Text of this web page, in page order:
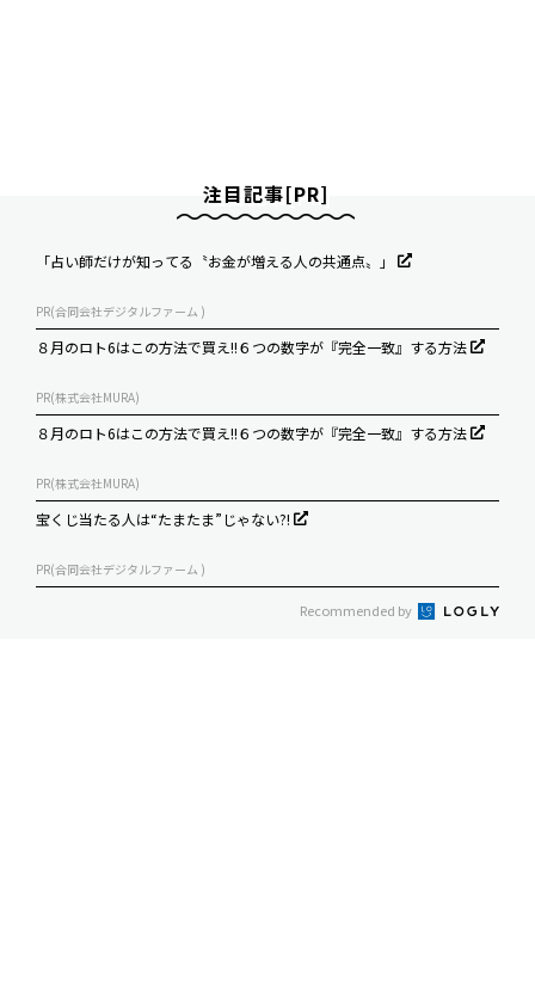
注目記事[PR]
「占い師だけが知ってる〝お金が増える人の共通点〟」
PR(合同会社デジタルファーム )
８月のロト6はこの方法で買え!!６つの数字が『完全一致』する方法
PR(株式会社MURA)
８月のロト6はこの方法で買え!!６つの数字が『完全一致』する方法
PR(株式会社MURA)
宝くじ当たる人は“たまたま”じゃない?!
PR(合同会社デジタルファーム )
Recommended by